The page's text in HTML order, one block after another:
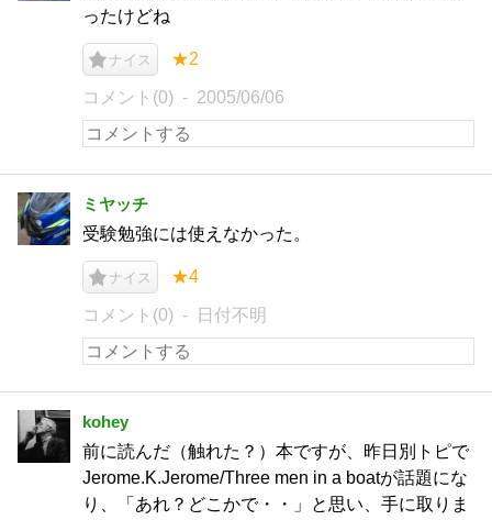
ったけどね
ナイス ★2
コメント(0) 2005/06/06
ミヤッチ
受験勉強には使えなかった。
ナイス ★4
コメント(0) 日付不明
kohey
前に読んだ（触れた？）本ですが、昨日別トピで
Jerome.K.Jerome/Three men in a boatが話題にな
り、「あれ？どこかで・・」と思い、手に取りま